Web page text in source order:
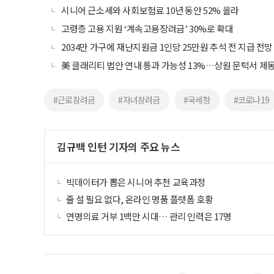
시니어 근소세와 사회보험료 10년 동안 52% 올라
고령층 고용 지원 ‘계속고용장려금’ 30%로 확대
2034만 가구에 재난지원금 1인당 25만원 추석 전 지급 전망
美 클래리티 법안 연내 통과 가능성 13%…상원 문턱서 제
#근로장려금 #자녀장려금 #국세청 #코로나19
김규백 인턴 기자의 주요 뉴스
빅데이터가 뽑은 시니어 추천 교육과정
줄 설 필요 없다, 온라인 명품 플랫폼 호황
연명의료 거부 1백만 시대… 관리 인력은 17명